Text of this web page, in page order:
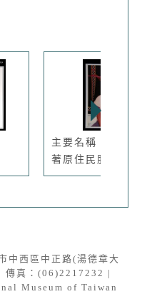
主要名稱：獨影（身
著原住民服...
中西區中正路(湯德章大
傳真：(06)2217232 |
Museum of Taiwan